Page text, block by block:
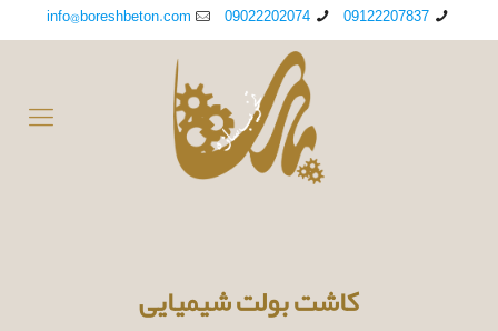
09122207837
09022202074
info@boreshbeton.com
کاشت بولت شیمیایی